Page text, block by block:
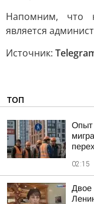
Напомним, что
является
Источник:
ТОП
Опыт
02:15
Двое